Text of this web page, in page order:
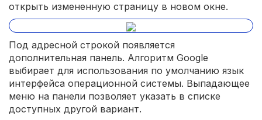
открыть измененную страницу в новом окне.
Под адресной строкой появляется
дополнительная панель. Алгоритм Google
выбирает для использования по умолчанию язык
интерфейса операционной системы. Выпадающее
меню на панели позволяет указать в списке
доступных другой вариант.